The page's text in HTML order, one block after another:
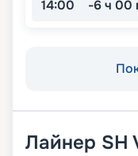
14:00 -6 ч 00
Лайнер SH